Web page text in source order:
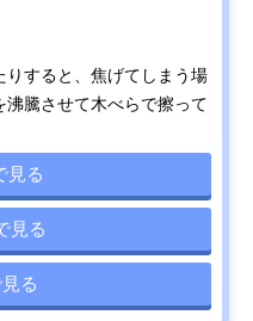
すると、焦げてしまう場
騰させて木べらで擦って
見る
見る
る